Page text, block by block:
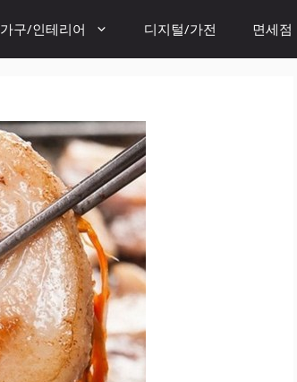
가구/인테리어 디지털/가전 면세점